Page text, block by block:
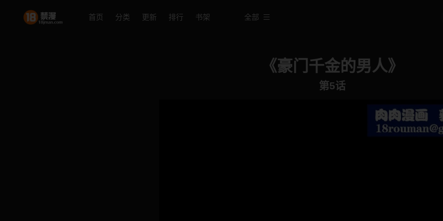
首页 分类 更新 排行 书架 全部
《豪门千金的男人》
第5话